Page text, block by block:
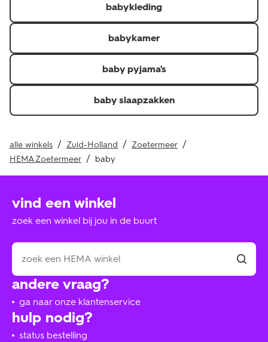
Je kunt de factuur, pakbon of QR-code voor een
thuislevering en kassabon of QR-code voor in de winkel
afgehaalde of gekochte producten laten zien.\r
Je hebt het artikel minder dan 30 dagen geleden
Retourneer je de hele bestelling? Dan krijg je je
verzendkosten of verwerkingskosten ook terug als je
babykleding
babykamer
baby pyjama's
baby slaapzakken
alle winkels Zuid-Holland
Zoetermeer
HEMA Zoetermeer
baby
hulp nodig?
status bestelling
andere vraag?
ga naar onze klantenservice
vind een winkel
zoek een winkel bij jou in de buurt